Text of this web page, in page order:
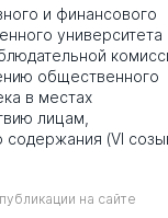
и финансового
университета
общественного
в местах
лицам,
содержания (VI
на сайте